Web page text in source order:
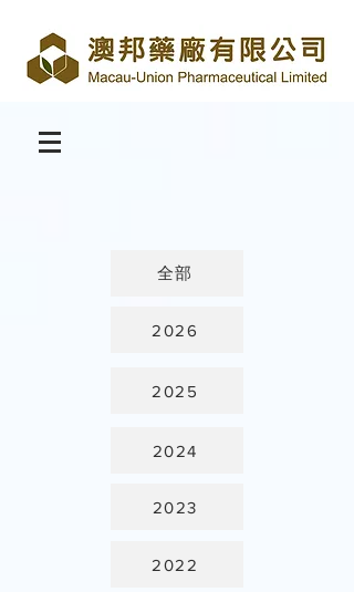
全部
2026
2025
2024
2023
2022